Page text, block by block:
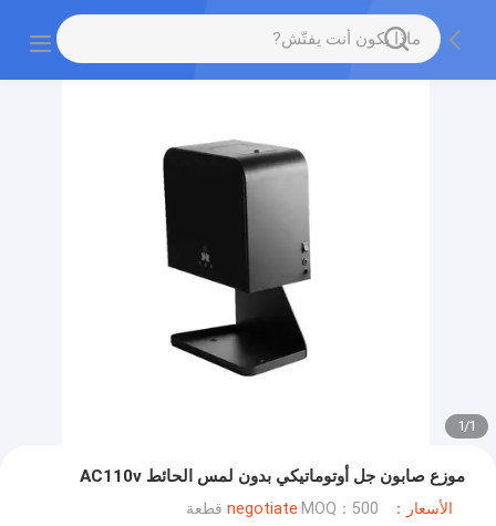
1
/
1
موزع صابون جل أوتوماتيكي بدون لمس الحائط AC110v
الأسعار：negotiate MOQ：500 قطعة